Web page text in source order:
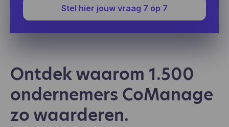
Stel hier jouw vraag 7 op 7
Ontdek waarom 1.500
ondernemers CoManage
zo waarderen.